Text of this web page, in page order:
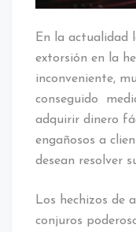
En la actualidad
extorsión en la
inconveniente,
conseguido
adquirir dinero
engañosos a
desean resolver
Los hechizos de
conjuros